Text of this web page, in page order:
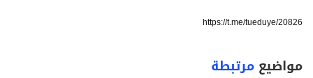
https://t.me/tueduye/20826
مواضيع مرتبطة